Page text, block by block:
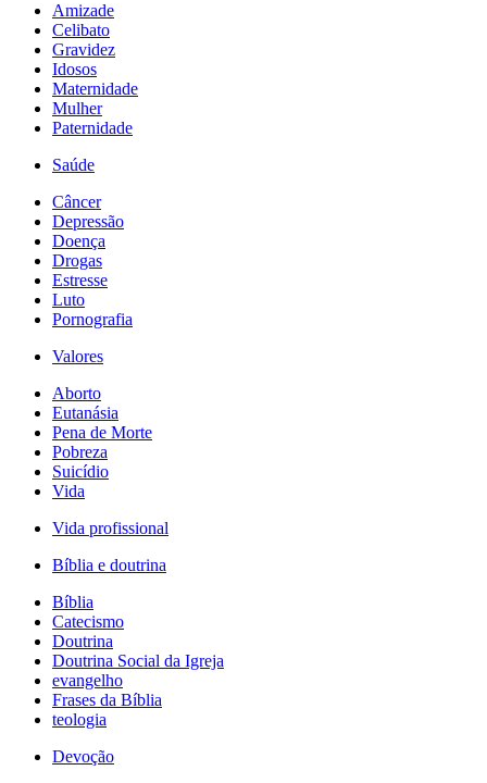
Amizade
Celibato
Gravidez
Idosos
Maternidade
Mulher
Paternidade
Saúde
Câncer
Depressão
Doença
Drogas
Estresse
Luto
Pornografia
Valores
Aborto
Eutanásia
Pena de Morte
Pobreza
Suicídio
Vida
Vida profissional
Bíblia e doutrina
Bíblia
Catecismo
Doutrina
Doutrina Social da Igreja
evangelho
Frases da Bíblia
teologia
Devoção